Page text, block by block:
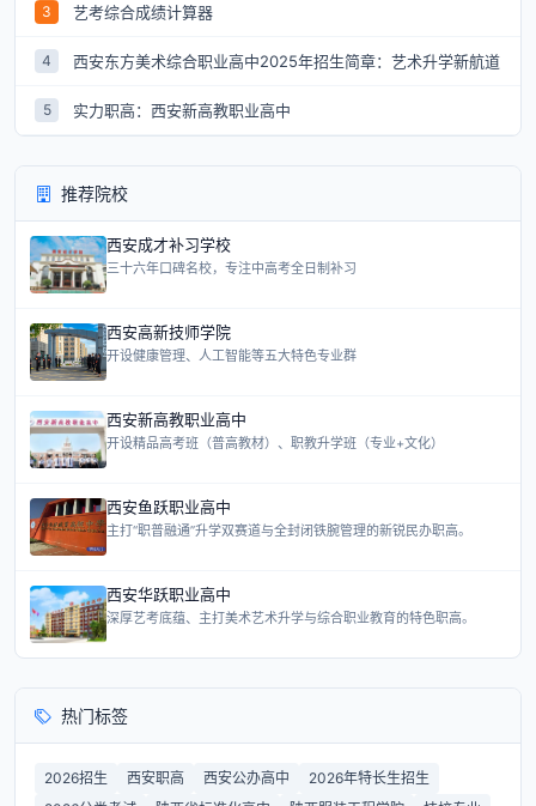
3 艺考综合成绩计算器
4 西安东方美术综合职业高中2025年招生简章：艺术升学新航道
5 实力职高：西安新高教职业高中
推荐院校
西安成才补习学校
三十六年口碑名校，专注中高考全日制补习
西安高新技师学院
开设健康管理、人工智能等五大特色专业群
西安新高教职业高中
开设精品高考班（普高教材）、职教升学班（专业+文化）
西安鱼跃职业高中
主打“职普融通”升学双赛道与全封闭铁腕管理的新锐民办职高。
西安华跃职业高中
深厚艺考底蕴、主打美术艺术升学与综合职业教育的特色职高。
热门标签
2026招生 西安职高 西安公办高中
2026年特长生招生